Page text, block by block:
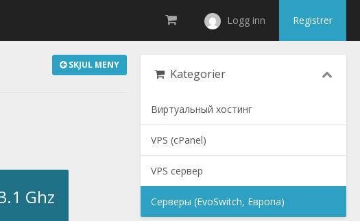
Logg inn Registrer
SKJUL MENY
Ghz
Kategorier
Виртуальный хостинг
VPS (cPanel)
VPS сервер
Серверы (EvoSwitch, Европа)